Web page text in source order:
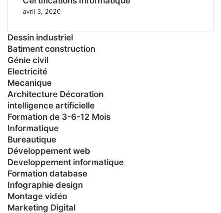
avril 3, 2020
Dessin industriel
Batiment construction
Génie civil
Electricité
Mecanique
Architecture Décoration
intelligence artificielle
Formation de 3-6-12 Mois
Informatique
Bureautique
Développement web
Developpement informatique
Formation database
Infographie design
Montage vidéo
Marketing Digital